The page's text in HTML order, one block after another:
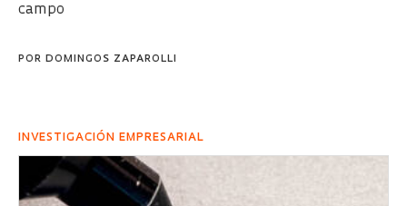
campo
POR DOMINGOS ZAPAROLLI
INVESTIGACIÓN EMPRESARIAL